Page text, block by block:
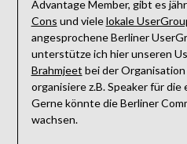
Advantage Member, gibt es
Cons und vielelokale
angesprochene Berliner
unterstütze ich hier unseren
Brahmjeet bei der
organisiere z.B. Speaker für
Gerne könnte die Berliner
wachsen.